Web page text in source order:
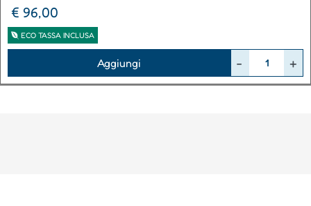
€ 96,00
ECO TASSA INCLUSA
Aggiungi